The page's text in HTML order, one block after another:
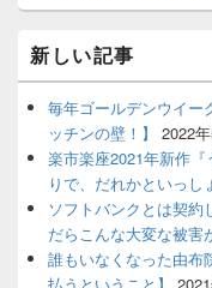
新しい記事
毎年ゴールデンウイー
ッチンの壁！】
2022
楽市楽座2021年新作
りで、だれかといっし
ソフトバンクとは契約
だらこんな大変な被害
誰もいなくなった由布